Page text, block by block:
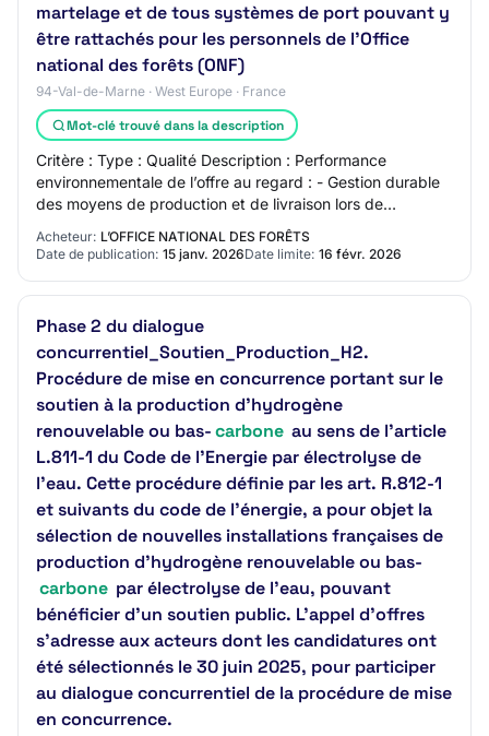
martelage et de tous systèmes de port pouvant y
être rattachés pour les personnels de l'Office
national des forêts (ONF)
94-Val-de-Marne · West Europe · France
Mot-clé trouvé dans la description
Critère : Type : Qualité Description : Performance
environnementale de l’offre au regard : - Gestion durable
des moyens de production et de livraison lors de
l'exécution des prestations de l'accord-c…
Acheteur: L’OFFICE NATIONAL DES FORÊTS
Date de publication: 15 janv. 2026Date limite: 16 févr. 2026
Phase 2 du dialogue
concurrentiel_Soutien_Production_H2.
Procédure de mise en concurrence portant sur le
soutien à la production d’hydrogène
renouvelable ou bas-carbone au sens de l’article
L.811-1 du Code de l’Energie par électrolyse de
l’eau. Cette procédure définie par les art. R.812-1
et suivants du code de l’énergie, a pour objet la
sélection de nouvelles installations françaises de
production d’hydrogène renouvelable ou bas-
carbone par électrolyse de l'eau, pouvant
bénéficier d’un soutien public. L'appel d'offres
s'adresse aux acteurs dont les candidatures ont
été sélectionnés le 30 juin 2025, pour participer
au dialogue concurrentiel de la procédure de mise
en concurrence.